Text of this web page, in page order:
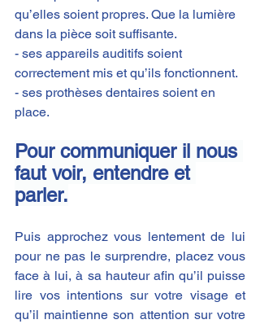
qu’elles soient propres. Que la lumière
dans la pièce soit suffisante.
- ses appareils auditifs soient
correctement mis et qu’ils fonctionnent.
- ses prothèses dentaires soient en
place.
Pour communiquer il nous
faut voir, entendre et
parler.
Puis approchez vous lentement de lui
pour ne pas le surprendre, placez vous
face à lui, à sa hauteur afin qu’il puisse
lire vos intentions sur votre visage et
qu’il maintienne son attention sur votre